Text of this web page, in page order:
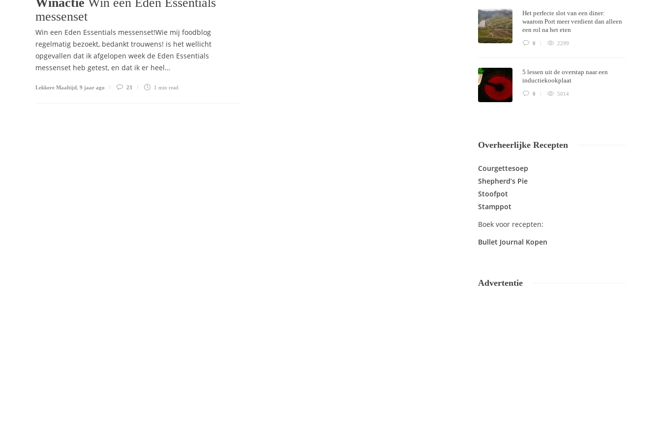
Winactie Win een Eden Essentials
messenset
Win een Eden Essentials messenset!Wie mij foodblog
regelmatig bezoekt, bedankt trouwens! is het wellicht
opgevallen dat ik afgelopen week de Eden Essentials
messenset heb getest, en dat ik er heel…
Lekkere Maaltijd 9 jaar ago 23 1 min read
Het perfecte slot van een diner:
waarom Port meer verdient dan alleen
een rol na het eten
0 2299
5 lessen uit de overstap naar een
inductiekookplaat
0 5014
Overheerlijke Recepten
Courgettesoep
Shepherd’s Pie
Stoofpot
Stamppot
Boek voor recepten:
Bullet Journal Kopen
Advertentie